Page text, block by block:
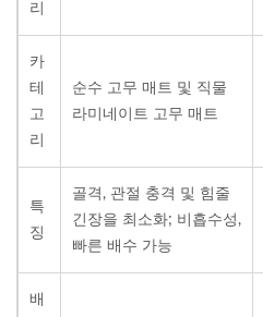
리
카
테
고
리
순수 고무 매트 및 직물
라미네이트 고무 매트
특
징
골격, 관절 충격 및 힘줄
긴장을 최소화; 비흡수성,
빠른 배수 가능
배